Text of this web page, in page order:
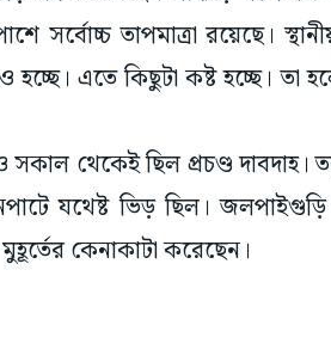
তাপমাত্রা রয়েছে।
হচ্ছে। এতে কিছুটা কষ্ট হচ্ছে। তা
থেকেই ছিল প্রচণ্ড দাবদাহ।
যথেষ্ট ভিড় ছিল।
কেনাকাটা করেছেন।